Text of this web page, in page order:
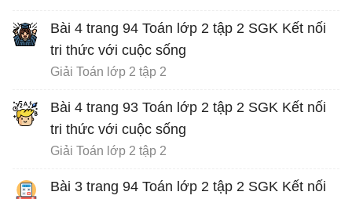
Bài 4 trang 94 Toán lớp 2 tập 2 SGK Kết nối
tri thức với cuộc sống
Giải Toán lớp 2 tập 2
Bài 4 trang 93 Toán lớp 2 tập 2 SGK Kết nối
tri thức với cuộc sống
Giải Toán lớp 2 tập 2
Bài 3 trang 94 Toán lớp 2 tập 2 SGK Kết nối